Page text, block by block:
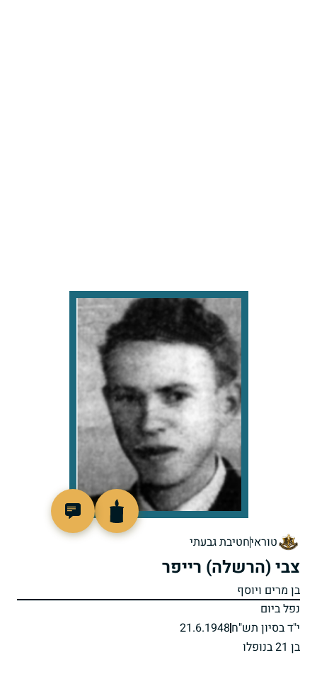
טוראיחטיבת גבעתי
צבי (הרשלה) רייפר
בן מרים ויוסף
נפל ביום
י"ד בסיון תש"ח21.6.1948
בן 21 בנופלו